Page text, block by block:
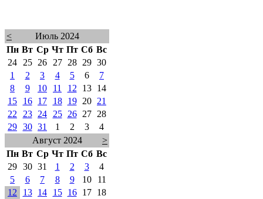
<
Июль 2024
Пн Вт Ср Чт Пт Сб Вс
24
25 26 27 28 29 30
1
2 3 4 5 6
7
8
9 10 11 12 13
14
15
16 17 18 19 20
21
22
23 24 25 26 27
28
29 30 31 1 2 3
4
Август 2024
>
Пн Вт Ср Чт Пт Сб Вс
29 30 31 1 2 3
4
5
6 7 8 9 10
11
12
13 14 15 16 17
18